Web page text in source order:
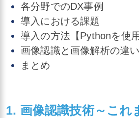
各分野でのDX事例
導入における課題
導入の方法【Pythonを使
画像認識と画像解析の違い
まとめ
1. 画像認識技術～これ